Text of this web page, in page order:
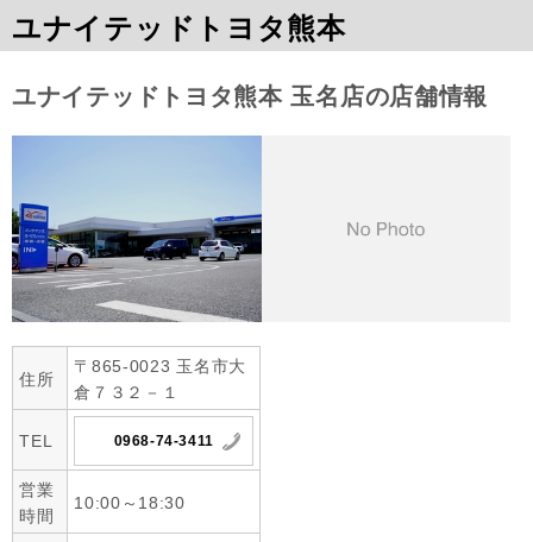
ユナイテッドトヨタ熊本
ユナイテッドトヨタ熊本 玉名店の店舗情報
住所
〒865-0023 玉名市大
倉７３２－１
TEL 0968-74-3411
営業
時間
10:00～18:30